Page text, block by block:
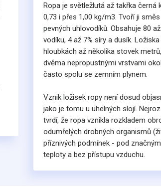
Ropa je světležlutá až takřka černá
0,73 i přes 1,00 kg/m3. Tvoří ji
pevných uhlovodíků. Obsahuje 80
vodíku, 4 až 7% síry a dusík.
hloubkách až několika stovek
dvěma nepropustnými vrstvami
často spolu se zemním plynem.
Vznik ložisek ropy není dosud
jako je tomu u uhelných slojí.
tvrdí, že ropa vznikla rozkladem
odumřelých drobných organismů
příznivých podmínek - pod
teploty a bez přístupu vzduchu.